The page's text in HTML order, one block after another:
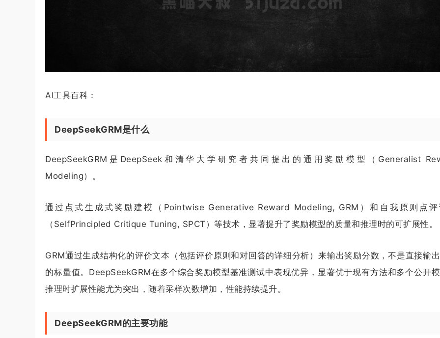
AI工具百科：
DeepSeekGRM是什么
DeepSeekGRM是DeepSeek和清华大学研究者共同提出的通用奖励模型（Generalist
Modeling）。
通过点式生成式奖励建模（Pointwise Generative Reward Modeling, GRM）和自我原则点
（SelfPrincipled Critique Tuning, SPCT）等技术，显著提升了奖励模型的质量和推理时的可扩展性。
GRM通过生成结构化的评价文本（包括评价原则和对回答的详细分析）来输出奖励分数，不是直接输
的标量值。DeepSeekGRM在多个综合奖励模型基准测试中表现优异，显著优于现有方法和多个公开模
推理时扩展性能尤为突出，随着采样次数增加，性能持续提升。
DeepSeekGRM的主要功能